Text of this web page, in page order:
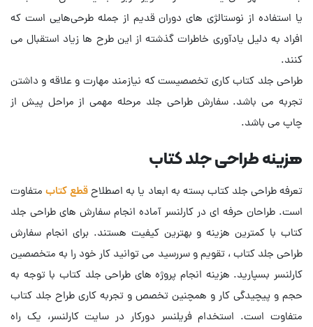
یا استفاده از نوستالژی های دوران قدیم از جمله طرحی‌هایی است که
افراد به دلیل یادآوری خاطرات گذشته از این طرح ها زیاد استقبال می
کنند.
طراحی جلد کتاب کاری تخصصیست که نیازمند مهارت و علاقه و داشتن
تجربه می باشد. سفارش طراحی جلد مرحله مهمی از مراحل پیش از
چاپ می باشد.
هزینه طراحی جلد کتاب
تعرفه طراحی جلد کتاب بسته به ابعاد یا به اصطلاحقطع کتابمتفاوت
است. طراحان حرفه ای در کارلنسر آماده انجام سفارش های طراحی جلد
کتاب با کمترین هزینه و بهترین کیفیت هستند. برای انجام سفارش
طراحی جلد کتاب ، تقویم و سررسید می توانید کار خود را به متخصصین
کارلنسر بسپارید. هزینه انجام پروژه های طراحی جلد کتاب با توجه به
حجم و پیچیدگی کار و همچنین تخصص و تجربه کاری طراح جلد کتاب
متفاوت است. استخدام فریلنسر دورکار در سایت کارلنسر، یک راه